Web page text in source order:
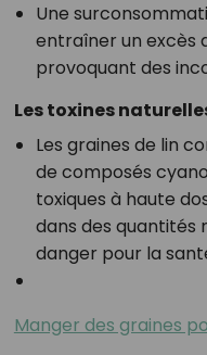
Une
entraîner un excès
provoquant des
Les toxines
Les graines de lin
de composés
toxiques à haute
dans des quantités
danger pour la
Manger des graines